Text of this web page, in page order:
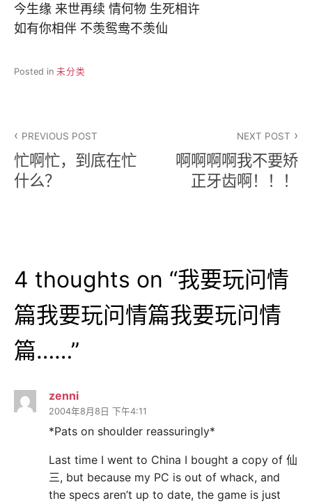
今生缘 来世再续 情何物 生死相许
如有你相伴 不羡鸳鸯不羡仙
Posted in 未分类
章
导
PREVIOUS POST
忙啊忙，到底在忙
什么？
NEXT POST
啊啊啊啊我不要矫
正牙齿啊！！！
4 thoughts on “我要玩问情
篇我要玩问情篇我要玩问情
篇……”
zenni
2004年8月8日 下午4:11
*Pats on shoulder reassuringly*
Last time I went to China I bought a copy of 仙
三, but because my PC is out of whack, and
the specs aren’t up to date, the game is just